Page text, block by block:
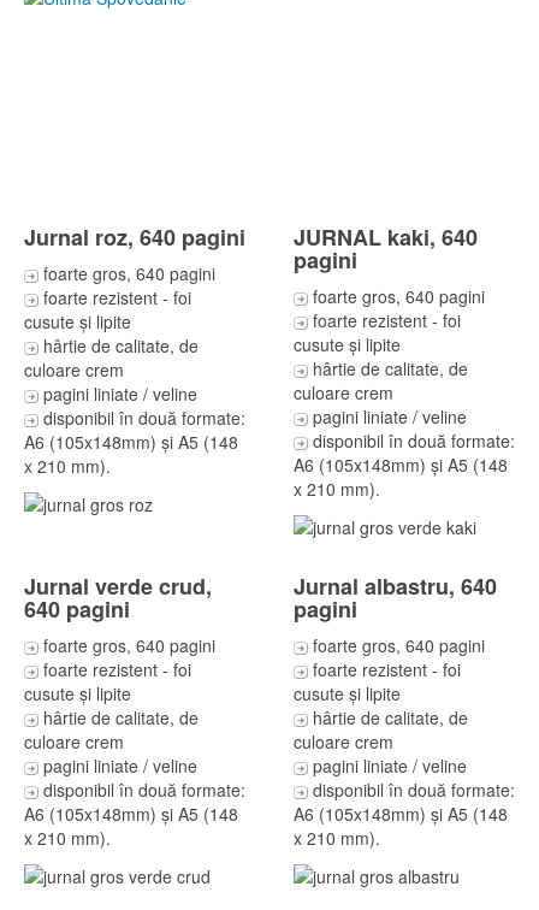
Jurnal roz, 640 pagini
foarte gros, 640 pagini
foarte rezistent - foi
cusute și lipite
hârtie de calitate, de
culoare crem
pagini liniate / veline
disponibil în două formate:
A6 (105x148mm) și A5 (148
x 210 mm).
JURNAL kaki, 640
pagini
foarte gros, 640 pagini
foarte rezistent - foi
cusute și lipite
hârtie de calitate, de
culoare crem
pagini liniate / veline
disponibil în două formate:
A6 (105x148mm) și A5 (148
x 210 mm).
Jurnal verde crud,
640 pagini
foarte gros, 640 pagini
foarte rezistent - foi
cusute și lipite
hârtie de calitate, de
culoare crem
pagini liniate / veline
disponibil în două formate:
A6 (105x148mm) și A5 (148
x 210 mm).
Jurnal albastru, 640
pagini
foarte gros, 640 pagini
foarte rezistent - foi
cusute și lipite
hârtie de calitate, de
culoare crem
pagini liniate / veline
disponibil în două formate:
A6 (105x148mm) și A5 (148
x 210 mm).